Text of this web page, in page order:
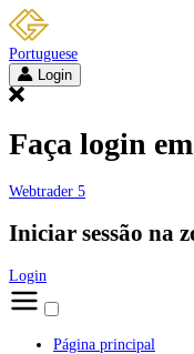
Portuguese
Login
Faça login
Webtrader 5
Iniciar sessão na
Login
Página principal